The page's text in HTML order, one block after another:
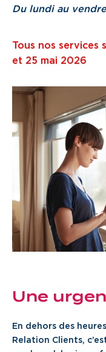
Vous
Qui
Notre
Notre
Notre
Une
Nos
Du lundi au
Tous nos services
et 25 mai 2026
Une
En dehors des
Relation Clients,